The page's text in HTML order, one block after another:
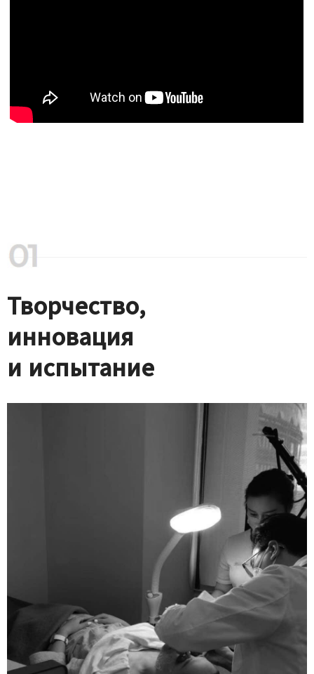
Творчество,
инновация
и испытание